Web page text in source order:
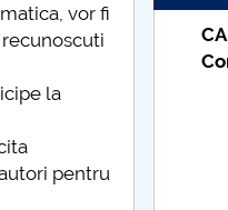
vor fi
la
pentru
-